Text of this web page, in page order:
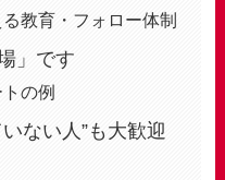
教育・フォロー体制
」です
の例
ない人”も大歓迎